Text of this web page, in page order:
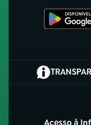
(abre em
Acesso à